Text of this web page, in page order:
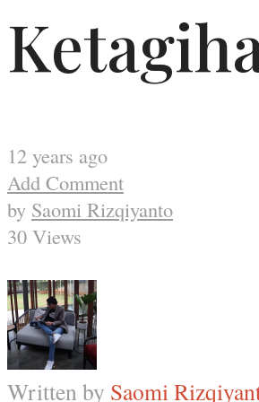
12 years ago
Add Comment
by Saomi Rizqiyanto
30 Views
Written by Saomi